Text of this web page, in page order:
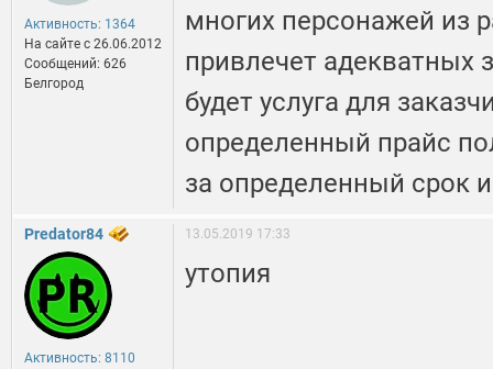
Активность: 1364
На сайте c 26.06.2012
Сообщений: 626
Белгород
многих персонажей из
привлечет адекватных
будет услуга для
определенный прайс
за определенный срок
Predator84
Активность: 8110
13.05.2019 17:33
утопия